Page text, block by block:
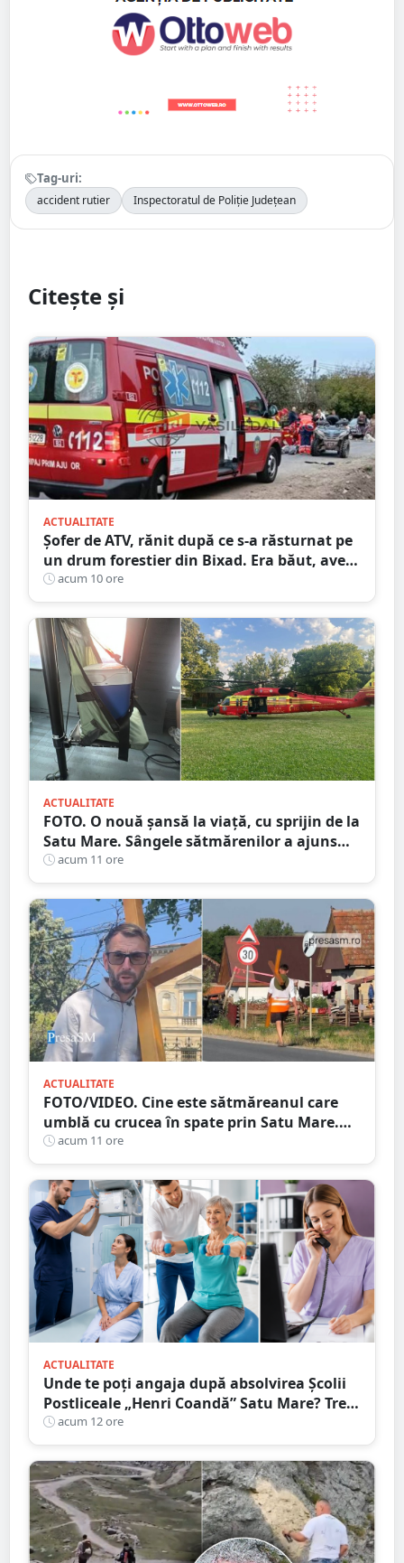
Tag-uri:
accident rutier Inspectoratul de Poliție Județean
Citește și
ACTUALITATE
Șofer de ATV, rănit după ce s-a răsturnat pe
un drum forestier din Bixad. Era băut, avea
permisul anulat, iar vehiculul nu era
înmatriculat
acum 10 ore
ACTUALITATE
FOTO. O nouă șansă la viață, cu sprijin de la
Satu Mare. Sângele sătmărenilor a ajuns
într-o misiune contra cronometru pentru
un transplant hepatic
acum 11 ore
ACTUALITATE
FOTO/VIDEO. Cine este sătmăreanul care
umblă cu crucea în spate prin Satu Mare.
De ce face acest gest
acum 11 ore
ACTUALITATE
Unde te poți angaja după absolvirea Școlii
Postliceale „Henri Coandă” Satu Mare? Trei
calificări medicale, numeroase oportunități
de carieră
acum 12 ore